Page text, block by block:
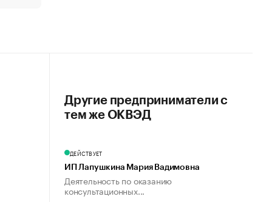
Другие предприниматели с
тем же ОКВЭД
ДЕЙСТВУЕТ
ИП Лапушкина Мария Вадимовна
Деятельность по оказанию
консультационных...